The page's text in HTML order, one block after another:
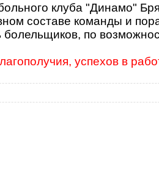
клуба "Динамо"
составе команды и
по
успехов в